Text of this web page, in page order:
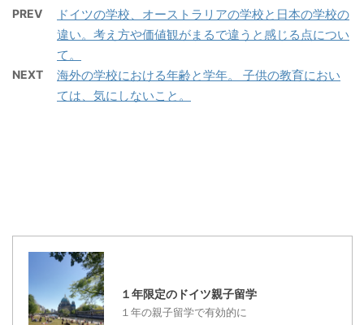
望される方・・というメ
ルマガも送っていました
ので、 そのような最初か
らを含めると、だいたい
２５０人くらいの方とお
話し、メールでの相談な
て、出発時には、１０歳
の子供を連れて、アメリ
カ、オーストラリア、ド
イツと渡り歩いて来て、
７年が経過しました。 子
だ、老眼鏡はかけていま
せん・・。（嬉） そうい
う話じゃなくて・・、海
外移住、海外生活をして
きて、わかったことは、
PREV
ドイツの学校、オーストラリアの学校と日本の学校の
違い。考え方や価値観がまるで違うと感じる点につい
て。
NEXT
海外の学校における年齢と学年。 子供の教育におい
ては、気にしないこと。
１年限定のドイツ親子留学
１年の親子留学で有効的に